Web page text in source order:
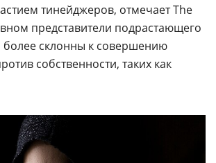
тинейджеров, отмечает The
представители подрастающего
более склонны к совершению
собственности, таких как